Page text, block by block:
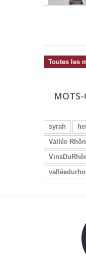
Toutes les
MOTS-
syrah
Vallée